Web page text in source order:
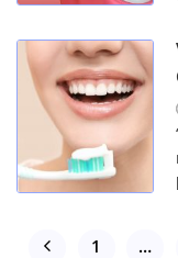
1 …